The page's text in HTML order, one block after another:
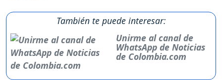
También te puede interesar:
Unirme al canal de
WhatsApp de Noticias
de Colombia.com